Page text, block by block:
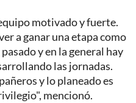
motivado y fuerte.
a ganar una etapa como
y en la general hay
las jornadas.
y lo planeado es
mencionó.